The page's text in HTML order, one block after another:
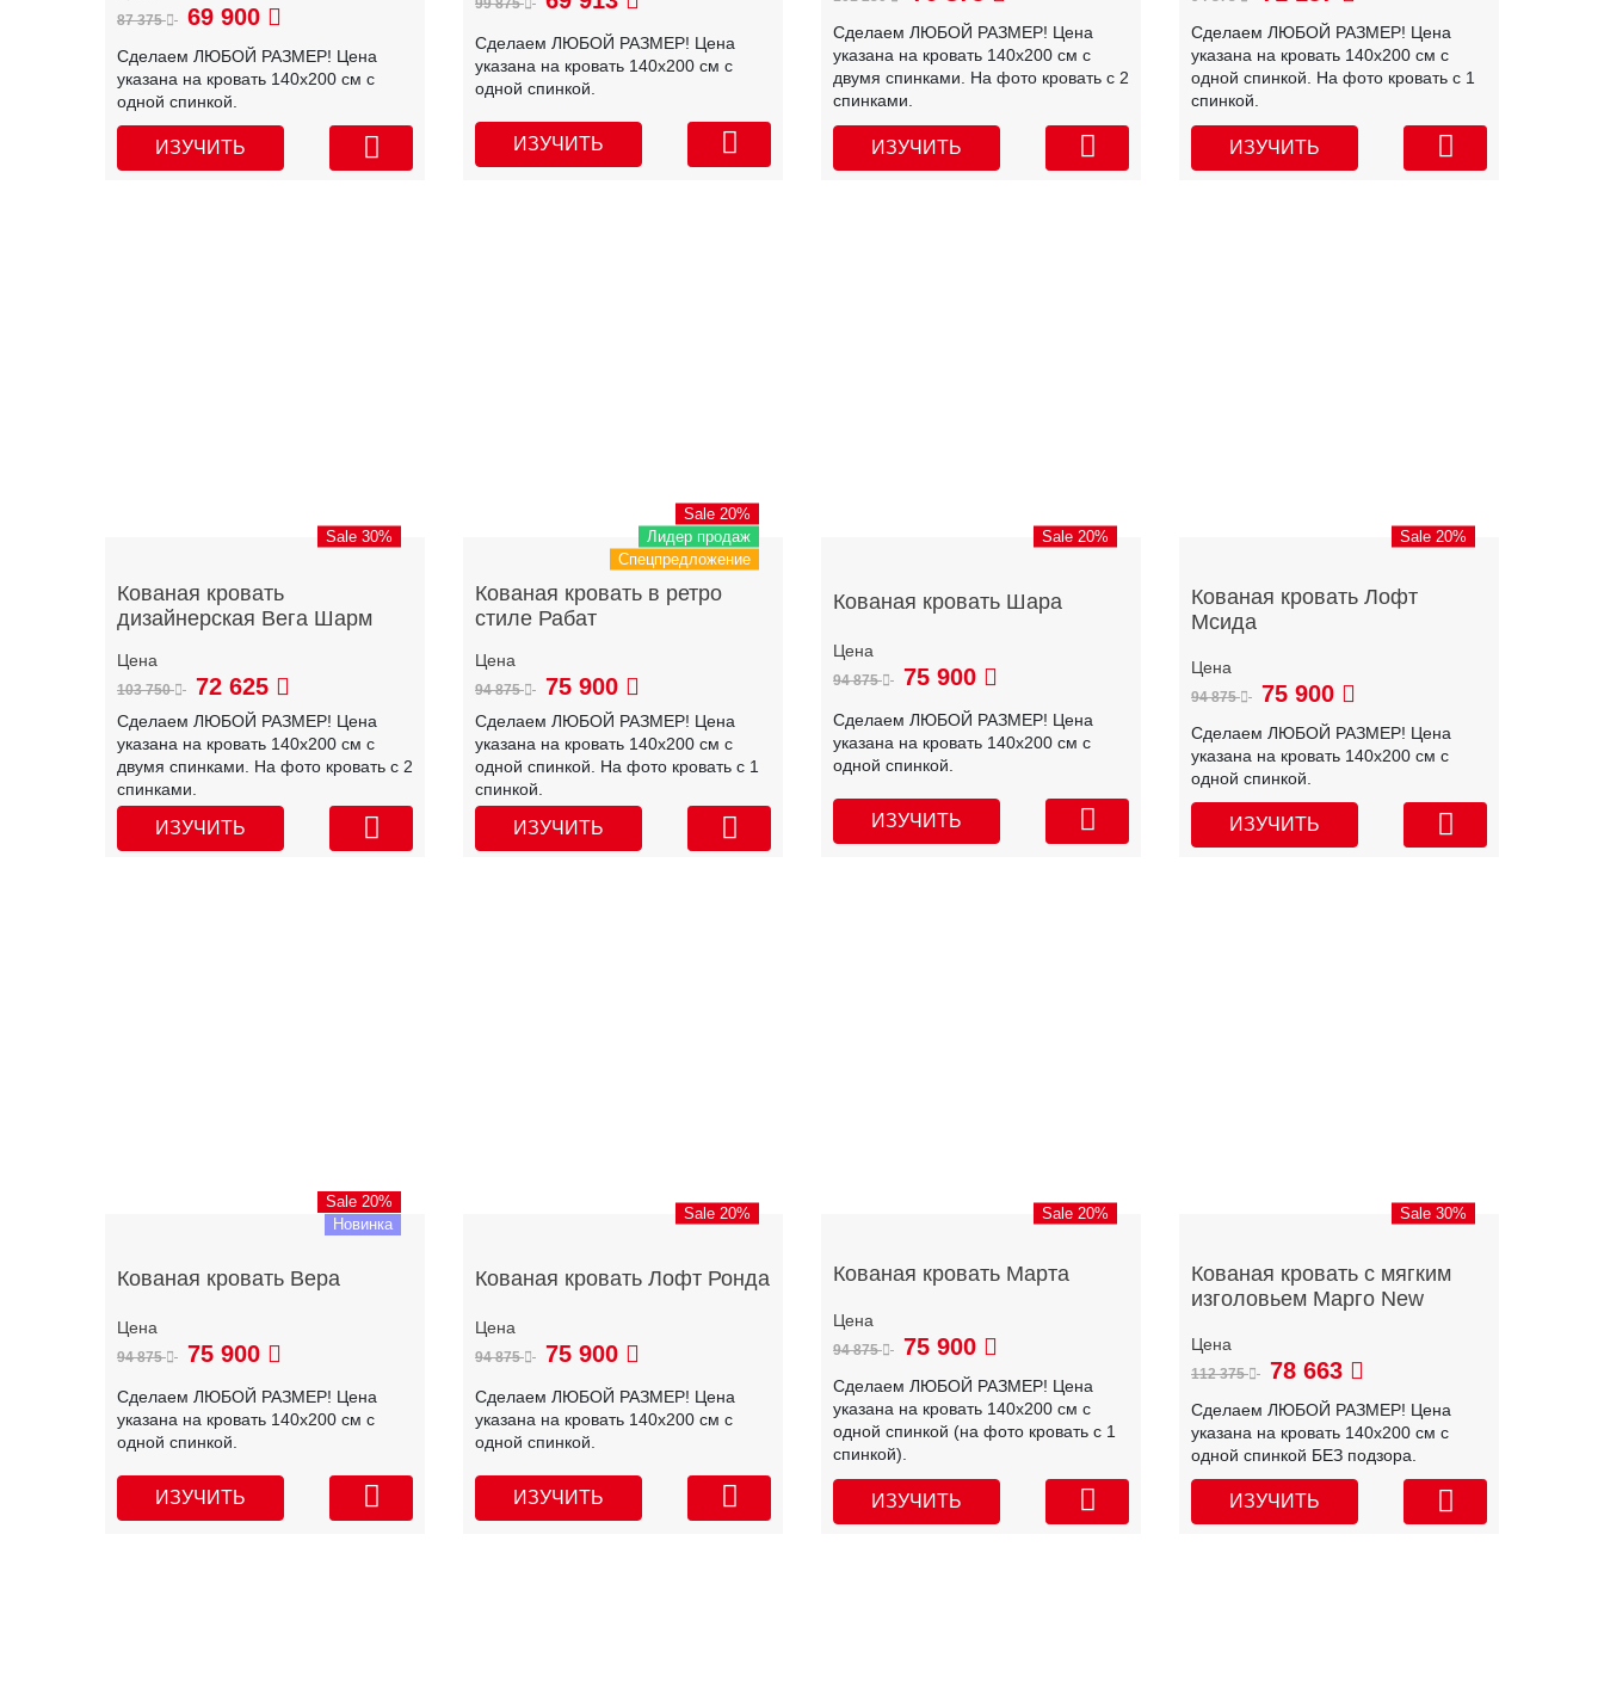
87 375 69 900
Сделаем ЛЮБОЙ РАЗМЕР! Цена
указана на кровать 140х200 см с
одной спинкой.
ИЗУЧИТЬ
99 875
Сделаем ЛЮБОЙ РАЗМЕР! Цена
указана на кровать 140х200 см с
одной спинкой.
ИЗУЧИТЬ
Сделаем ЛЮБОЙ РАЗМЕР! Цена
указана на кровать 140х200 см с
двумя спинками. На фото кровать с 2
спинками.
ИЗУЧИТЬ
Сделаем ЛЮБОЙ РАЗМЕР! Цена
указана на кровать 140х200 см с
одной спинкой. На фото кровать с 1
спинкой.
ИЗУЧИТЬ
Sale 30%
Кованая кровать
дизайнерская Вега Шарм
103 750 72 625
Сделаем ЛЮБОЙ РАЗМЕР! Цена
указана на кровать 140х200 см с
двумя спинками. На фото кровать с 2
спинками.
ИЗУЧИТЬ
Sale 20%
Лидер продаж
Спецпредложение
Кованая кровать в ретро
стиле Рабат
94 875 75 900
Сделаем ЛЮБОЙ РАЗМЕР! Цена
указана на кровать 140х200 см с
одной спинкой. На фото кровать с 1
спинкой.
ИЗУЧИТЬ
Sale 20%
Кованая кровать Шара
94 875 75 900
Сделаем ЛЮБОЙ РАЗМЕР! Цена
указана на кровать 140х200 см с
одной спинкой.
ИЗУЧИТЬ
Sale 20%
Кованая кровать Лофт
Мсида
94 875 75 900
Сделаем ЛЮБОЙ РАЗМЕР! Цена
указана на кровать 140х200 см с
одной спинкой.
ИЗУЧИТЬ
Sale 20%
Новинка
Кованая кровать Вера
94 875 75 900
Сделаем ЛЮБОЙ РАЗМЕР! Цена
указана на кровать 140х200 см с
одной спинкой.
ИЗУЧИТЬ
Sale 20%
Кованая кровать Лофт Ронда
94 875 75 900
Сделаем ЛЮБОЙ РАЗМЕР! Цена
указана на кровать 140х200 см с
одной спинкой.
ИЗУЧИТЬ
Sale 20%
Кованая кровать Марта
94 875 75 900
Сделаем ЛЮБОЙ РАЗМЕР! Цена
указана на кровать 140х200 см с
одной спинкой (на фото кровать с 1
спинкой).
ИЗУЧИТЬ
Sale 30%
Кованая кровать с мягким
изголовьем Марго New
112 375 78 663
Сделаем ЛЮБОЙ РАЗМЕР! Цена
указана на кровать 140х200 см с
одной спинкой БЕЗ подзора.
ИЗУЧИТЬ